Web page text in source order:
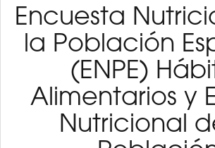
Encuesta
la Población
(ENPE)
Alimentarios y
Nutricional